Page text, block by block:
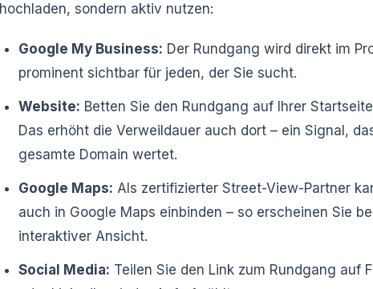
hochladen, sondern aktiv nutzen:
Google My Business: Der Rundgang wird direkt im
prominent sichtbar für jeden, der Sie sucht.
Website: Betten Sie den Rundgang auf Ihrer
Das erhöht die Verweildauer auch dort – ein Signal,
gesamte Domain wertet.
Google Maps: Als zertifizierter Street-View-Partner
auch in Google Maps einbinden – so erscheinen Sie
interaktiver Ansicht.
Social Media: Teilen Sie den Link zum Rundgang auf